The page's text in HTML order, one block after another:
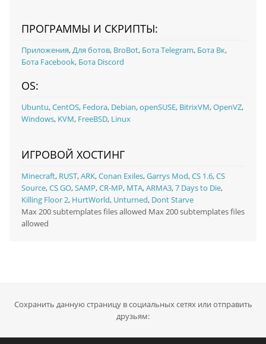
ПРОГРАММЫ И СКРИПТЫ:
Приложения,Для ботов, BroBot, Бота Telegram, Бота Вк,
Бота Facebook, Бота Discord
OS:
Ubuntu,CentOS, Fedora, Debian,openSUSE, BitrixVM,OpenVZ,
Windows, KVM, FreeBSD, Linux
ИГРОВОЙ ХОСТИНГ
Minecraft, RUST,ARK,Conan Exiles,Garrys Mod,CS 1.6,CS
Source,CS GO,SAMP,CR-MP, MTA,ARMA3,7 Days to Die,
Killing Floor 2, HurtWorld, Unturned, Dont Starve
Max 200 subtemplates files allowed Max 200 subtemplates files
allowed
Сохранить данную страницу в социальных сетях или отправить
друзьям: